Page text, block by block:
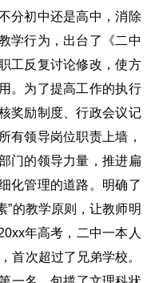
分初中还是高中，消除
学行为，出台了《二中
工反复讨论修改，使方
。为了提高工作的执行
奖励制度、行政会议记
有领导岗位职责上墙，
门的领导力量，推进扁
化管理的道路。明确了
”的教学原则，让教师明
年高考，二中一本人
首次超过了兄弟学校。